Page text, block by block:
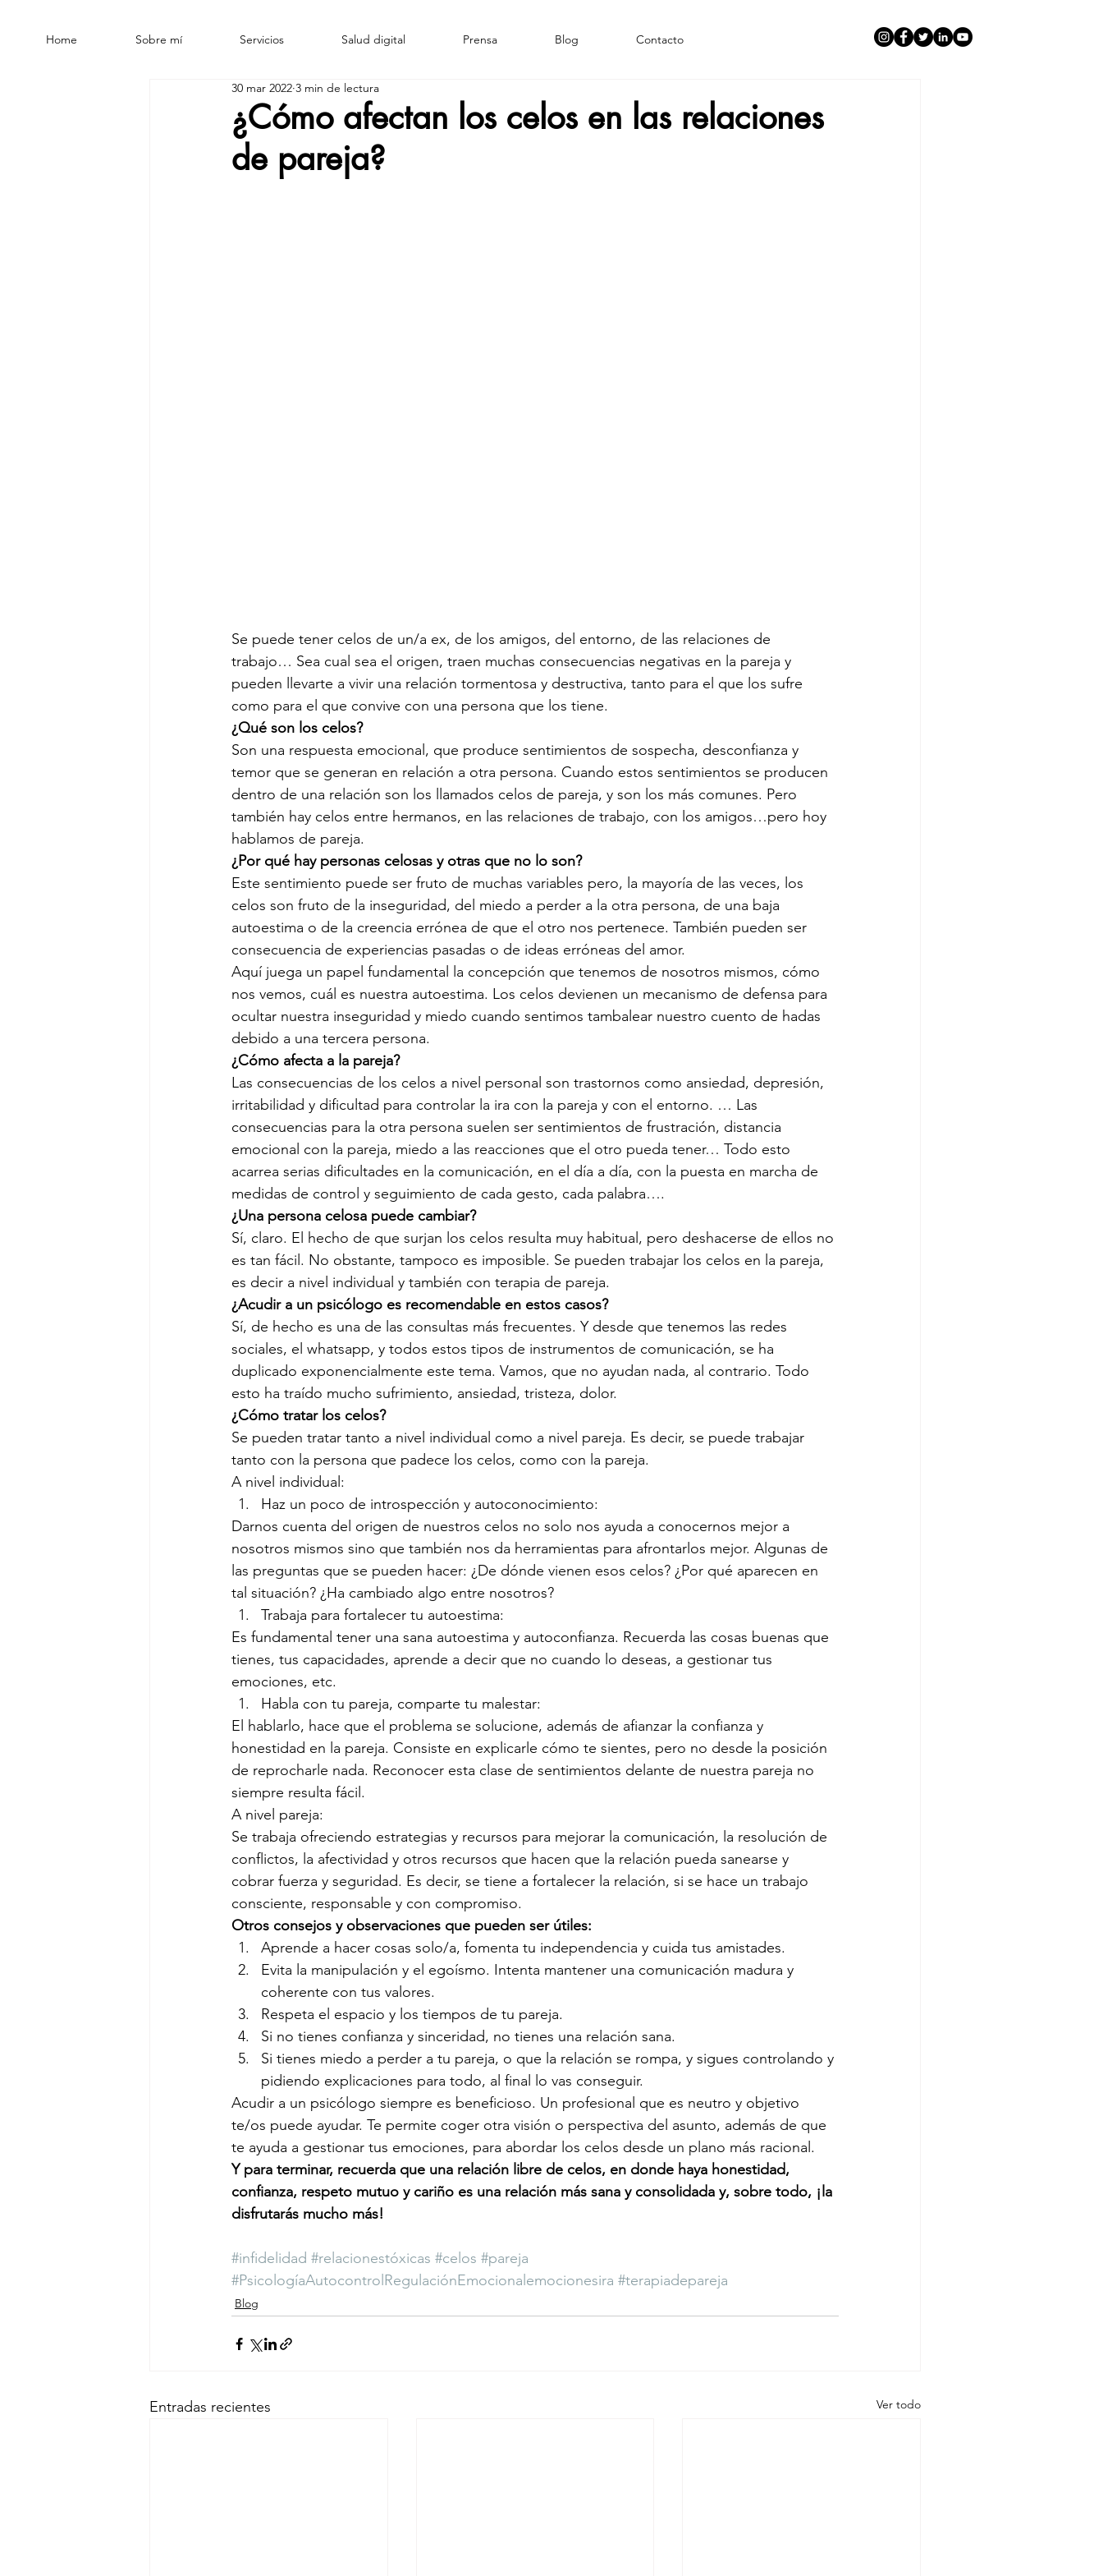
Home Sobre mí Servicios Salud digital Prensa Blog Contacto
¿Cómo afectan los celos en las relaciones
de pareja?
30 mar 2022 3 min de lectura
Se puede tener celos de un/a ex, de los amigos, del entorno, de las relaciones de
trabajo… Sea cual sea el origen, traen muchas consecuencias negativas en la pareja y
pueden llevarte a vivir una relación tormentosa y destructiva, tanto para el que los sufre
como para el que convive con una persona que los tiene.
¿Qué son los celos?
Son una respuesta emocional, que produce sentimientos de sospecha, desconfianza y
temor que se generan en relación a otra persona. Cuando estos sentimientos se producen
dentro de una relación son los llamados celos de pareja, y son los más comunes. Pero
también hay celos entre hermanos, en las relaciones de trabajo, con los amigos…pero hoy
hablamos de pareja.
¿Por qué hay personas celosas y otras que no lo son?
Este sentimiento puede ser fruto de muchas variables pero, la mayoría de las veces, los
celos son fruto de la inseguridad, del miedo a perder a la otra persona, de una baja
autoestima o de la creencia errónea de que el otro nos pertenece. También pueden ser
consecuencia de experiencias pasadas o de ideas erróneas del amor.
Aquí juega un papel fundamental la concepción que tenemos de nosotros mismos, cómo
nos vemos, cuál es nuestra autoestima. Los celos devienen un mecanismo de defensa para
ocultar nuestra inseguridad y miedo cuando sentimos tambalear nuestro cuento de hadas
debido a una tercera persona.
¿Cómo afecta a la pareja?
Las consecuencias de los celos a nivel personal son trastornos como ansiedad, depresión,
irritabilidad y dificultad para controlar la ira con la pareja y con el entorno. … Las
consecuencias para la otra persona suelen ser sentimientos de frustración, distancia
emocional con la pareja, miedo a las reacciones que el otro pueda tener… Todo esto
acarrea serias dificultades en la comunicación, en el día a día, con la puesta en marcha de
medidas de control y seguimiento de cada gesto, cada palabra….
¿Una persona celosa puede cambiar?
Sí, claro. El hecho de que surjan los celos resulta muy habitual, pero deshacerse de ellos no
es tan fácil. No obstante, tampoco es imposible. Se pueden trabajar los celos en la pareja,
es decir a nivel individual y también con terapia de pareja.
¿Acudir a un psicólogo es recomendable en estos casos?
Sí, de hecho es una de las consultas más frecuentes. Y desde que tenemos las redes
sociales, el whatsapp, y todos estos tipos de instrumentos de comunicación, se ha
duplicado exponencialmente este tema. Vamos, que no ayudan nada, al contrario. Todo
esto ha traído mucho sufrimiento, ansiedad, tristeza, dolor.
¿Cómo tratar los celos?
Se pueden tratar tanto a nivel individual como a nivel pareja. Es decir, se puede trabajar
tanto con la persona que padece los celos, como con la pareja.
A nivel individual:
Haz un poco de introspección y autoconocimiento:
Darnos cuenta del origen de nuestros celos no solo nos ayuda a conocernos mejor a
nosotros mismos sino que también nos da herramientas para afrontarlos mejor. Algunas de
las preguntas que se pueden hacer: ¿De dónde vienen esos celos? ¿Por qué aparecen en
tal situación? ¿Ha cambiado algo entre nosotros?
Trabaja para fortalecer tu autoestima:
Es fundamental tener una sana autoestima y autoconfianza. Recuerda las cosas buenas que
tienes, tus capacidades, aprende a decir que no cuando lo deseas, a gestionar tus
emociones, etc.
Habla con tu pareja, comparte tu malestar:
El hablarlo, hace que el problema se solucione, además de afianzar la confianza y
honestidad en la pareja. Consiste en explicarle cómo te sientes, pero no desde la posición
de reprocharle nada. Reconocer esta clase de sentimientos delante de nuestra pareja no
siempre resulta fácil.
A nivel pareja:
Se trabaja ofreciendo estrategias y recursos para mejorar la comunicación, la resolución de
conflictos, la afectividad y otros recursos que hacen que la relación pueda sanearse y
cobrar fuerza y seguridad. Es decir, se tiene a fortalecer la relación, si se hace un trabajo
consciente, responsable y con compromiso.
Otros consejos y observaciones que pueden ser útiles:
Aprende a hacer cosas solo/a, fomenta tu independencia y cuida tus amistades.
Evita la manipulación y el egoísmo. Intenta mantener una comunicación madura y
coherente con tus valores.
Respeta el espacio y los tiempos de tu pareja.
Si no tienes confianza y sinceridad, no tienes una relación sana.
Si tienes miedo a perder a tu pareja, o que la relación se rompa, y sigues controlando y
pidiendo explicaciones para todo, al final lo vas conseguir.
Acudir a un psicólogo siempre es beneficioso. Un profesional que es neutro y objetivo
te/os puede ayudar. Te permite coger otra visión o perspectiva del asunto, además de que
te ayuda a gestionar tus emociones, para abordar los celos desde un plano más racional.
Y para terminar, recuerda que una relación libre de celos, en donde haya honestidad,
confianza, respeto mutuo y cariño es una relación más sana y consolidada y, sobre todo, ¡la
disfrutarás mucho más!
#infidelidad #relacionestóxicas #celos #pareja
#PsicologíaAutocontrolRegulaciónEmocionalemocionesira #terapiadepareja
Blog
Entradas recientes Ver todo